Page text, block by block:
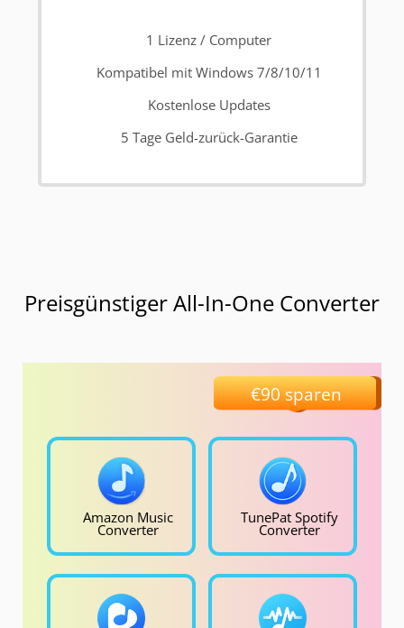
1 Lizenz / Computer
Kompatibel mit Windows 7/8/10/11
Kostenlose Updates
5 Tage Geld-zurück-Garantie
Preisgünstiger All-In-One Converter
€90 sparen
Amazon Music
Converter
TunePat Spotify
Converter